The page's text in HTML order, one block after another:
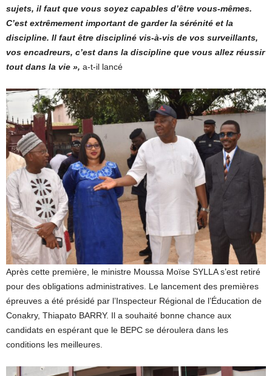
sujets, il faut que vous soyez capables d’être vous-mêmes.
C’est extrêmement important de garder la sérénité et la
discipline. Il faut être discipliné vis-à-vis de vos surveillants,
vos encadreurs, c’est dans la discipline que vous allez réussir
tout dans la vie », a-t-il lancé
Après cette première, le ministre Moussa Moïse SYLLA s’est retiré
pour des obligations administratives. Le lancement des premières
épreuves a été présidé par l’Inspecteur Régional de l’Éducation de
Conakry, Thiapato BARRY. Il a souhaité bonne chance aux
candidats en espérant que le BEPC se déroulera dans les
conditions les meilleures.